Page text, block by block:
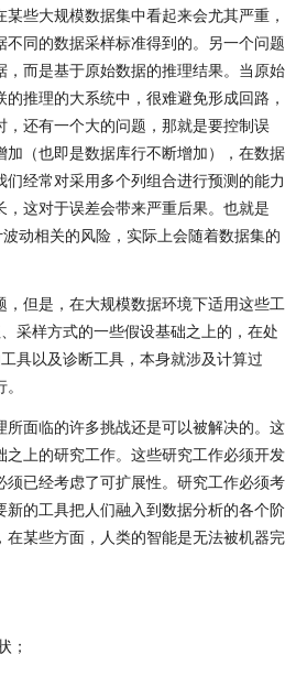
些大规模数据集中看起来会尤其严重，
同的数据采样标准得到的。另一个问题
而是基于原始数据的推理结果。当原始
推理的大系统中，很难避免形成回路，
还有一个大的问题，那就是要控制误
（也即是数据库行不断增加），在数据
经常对采用多个列组合进行预测的能力
这对于误差会带来严重后果。也就是
动相关的风险，实际上会随着数据集的
但是，在大规模数据环境下适用这些工
采样方式的一些假设基础之上的，在处
具以及诊断工具，本身就涉及计算过
面临的许多挑战还是可以被解决的。这
上的研究工作。这些研究工作必须开发
已经考虑了可扩展性。研究工作必须考
的工具把人们融入到数据分析的各个阶
某些方面，人类的智能是无法被机器完
；